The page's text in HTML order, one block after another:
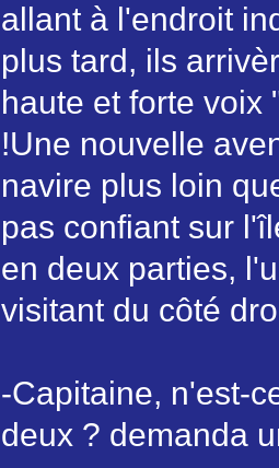
allant à l'endroit
plus tard, ils
haute et forte voix
!Une nouvelle
navire plus loin
pas confiant sur
en deux parties,
visitant du côté
-Capitaine, n'est-
deux ? demanda